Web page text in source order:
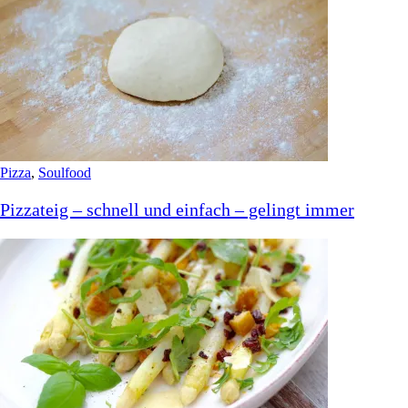
Home
Süßes
Bäckerei
Frühstück & Brunch
Soulfood
Pizza, Soulfood
Pizzateig – schnell und einfach – gelingt immer